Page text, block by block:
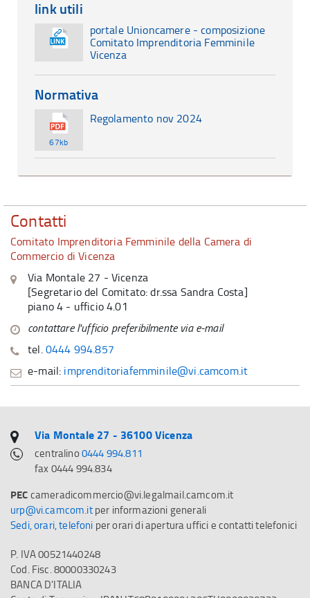
link utili
portale Unioncamere - composizione
Comitato Imprenditoria Femminile
Vicenza
Normativa
67kb
Regolamento nov 2024
Contatti
Comitato Imprenditoria Femminile della Camera di
Commercio di Vicenza
Via Montale 27 - Vicenza
[Segretario del Comitato: dr.ssa Sandra Costa]
piano 4 - ufficio 4.01
contattare l'ufficio preferibilmente via e-mail
tel.0444 994.857
e-mail: imprenditoriafemminile@vi.camcom.it
Via Montale 27 - 36100 Vicenza
centralino0444 994.811
fax 0444 994.834
PECcameradicommercio@vi.legalmail.camcom.it
urp@vi.camcom.itper informazioni generali
Sedi, orari, telefoni per orari di apertura uffici e contatti telefonici
P. IVA 00521440248
Cod. Fisc. 80000330243
BANCA D'ITALIA